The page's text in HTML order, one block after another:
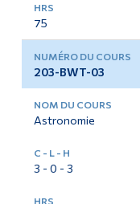
75
203-BWT-03
Astronomie
3 - 0 - 3